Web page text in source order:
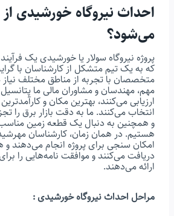
احداث نیروگاه خورشیدی
می‌شود؟
پروژه نیروگاه سولار یا خورشیدی یک
که به یک تیم متشکل از کارشناسان با
متخصصان با تجربه از مناطق مختلف نیاز
مهم، مهندسان و مشاوران مالی ما پتانسیل
ارزیابی می‌کنند، بهترین مکان و
انتخاب می‌کنند. ما به دقت بازار برق را
و همچنین به دنبال یک قطعه زمین
هستیم. در همان زمان، کارشناسان
امکان سنجی برای پروژه انجام می‌دهند و
دریافت می‌کنند و موافقت نامه‌هایی را
ارائه می‌دهند.
مراحل احداث نیروگاه خورشیدی :